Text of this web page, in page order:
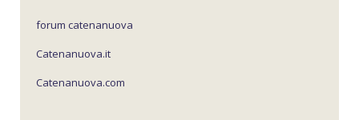
forum catenanuova
Catenanuova.it
Catenanuova.com